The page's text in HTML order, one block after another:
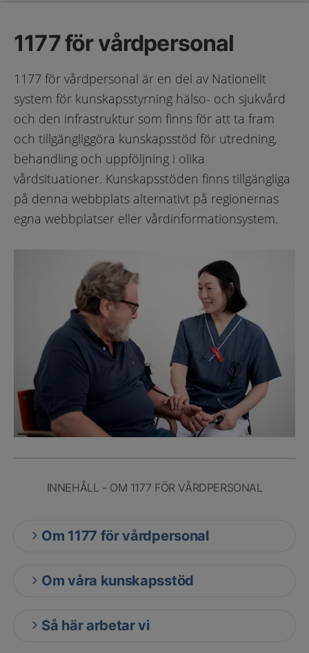
1177 för vårdpersonal
1177 för vårdpersonal är en del av Nationellt
system för kunskapsstyrning hälso- och sjukvård
och den infrastruktur som finns för att ta fram
och tillgängliggöra kunskapsstöd för utredning,
behandling och uppföljning i olika
vårdsituationer. Kunskapsstöden finns tillgängliga
på denna webbplats alternativt på regionernas
egna webbplatser eller vårdinformationsystem.
INNEHÅLL - OM 1177 FÖR VÅRDPERSONAL
Om 1177 för vårdpersonal
Om våra kunskapsstöd
Så här arbetar vi